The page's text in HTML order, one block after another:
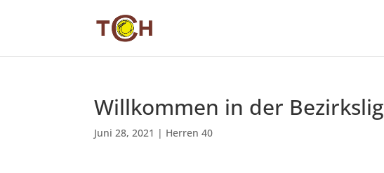
Willkommen in der
Juni 28, 2021 | Herren 40